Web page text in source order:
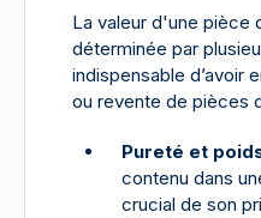
La valeur d'une
déterminée par
indispensable d’avoir
ou revente de pièces
Pureté et
contenu dans
crucial de son